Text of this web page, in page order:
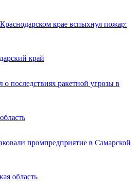
крае вспыхнул пожар:
край
о последствиях ракетной угрозы в
промпредприятие в Самарской
область